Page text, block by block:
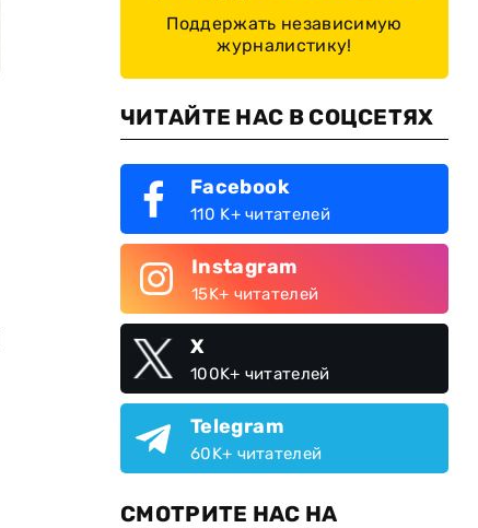
Поддержать независимую
журналистику!
ЧИТАЙТЕ НАС В СОЦСЕТЯХ
Facebook
110 K+ читателей
Instagram
15K+ читателей
X
100K+ читателей
Telegram
60K+ читателей
СМОТРИТЕ НАС НА